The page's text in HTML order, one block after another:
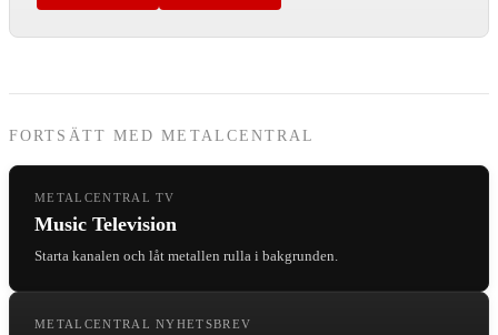
FORTSÄTT MED METALCENTRAL
METALCENTRAL TV
Music Television
Starta kanalen och låt metallen rulla i bakgrunden.
METALCENTRAL NYHETSBREV